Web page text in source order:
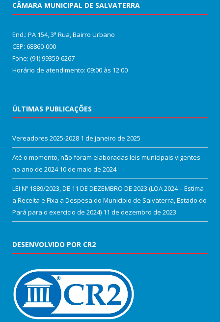
CÂMARA MUNICIPAL DE SALVATERRA
End.: PA 154, 3ª Rua, Bairro Urbano
CEP: 68860‑000
Fone: (91) 99359-6267
Horário de atendimento: 09:00 às 12:00
ÚLTIMAS PUBLICAÇÕES
Vereadores 2025-2028 1 de janeiro de 2025
Até o momento, não foram elaboradas leis municipais vigentes
no ano de 2024 10 de maio de 2024
LEI Nº 1889/2023, DE 11 DE DEZEMBRO DE 2023 (LOA 2024 – Estima
a Receita e Fixa a Despesa do Município de Salvaterra, Estado do
Pará para o exercício de 2024) 11 de dezembro de 2023
DESENVOLVIDO POR CR2